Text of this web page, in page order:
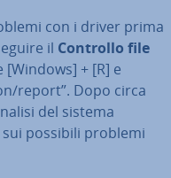
con i driver prima
il Controllo file
[Windows] + [R] e
report”. Dopo circa
del sistema
possibili problemi